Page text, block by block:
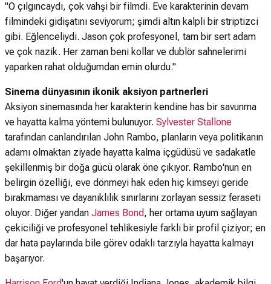
"O çılgıncaydı, çok vahşi bir filmdi. Eve karakterinin devam
filmindeki gidişatını seviyorum; şimdi altın kalpli bir striptizci
gibi. Eğlenceliydi. Jason çok profesyonel, tam bir sert adam
ve çok nazik. Her zaman beni kollar ve dublör sahnelerimi
yaparken rahat olduğumdan emin olurdu."
Sinema dünyasının ikonik aksiyon partnerleri
Aksiyon sinemasında her karakterin kendine has bir savunma
ve hayatta kalma yöntemi bulunuyor. Sylvester Stallone
tarafından canlandırılan John Rambo, planların veya politikanın
adamı olmaktan ziyade hayatta kalma içgüdüsü ve sadakatle
şekillenmiş bir doğa gücü olarak öne çıkıyor. Rambo'nun en
belirgin özelliği, eve dönmeyi hak eden hiç kimseyi geride
bırakmaması ve dayanıklılık sınırlarını zorlayan sessiz feraseti
oluyor. Diğer yandan James Bond, her ortama uyum sağlayan
çekiciliği ve profesyonel tehlikesiyle farklı bir profil çiziyor; en
dar hata paylarında bile görev odaklı tarzıyla hayatta kalmayı
başarıyor.